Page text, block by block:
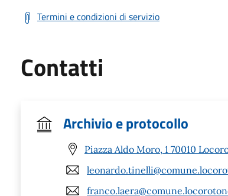
Termini e condizioni di servizio
Contatti
Archivio e protocollo
Piazza Aldo Moro, 1 70010